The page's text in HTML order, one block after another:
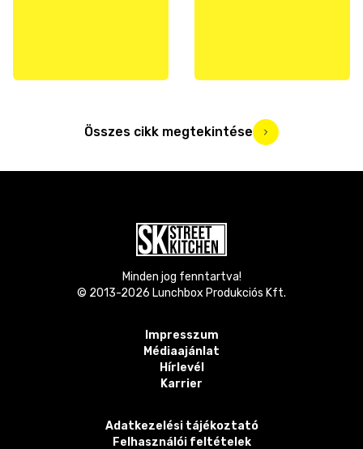
Összes cikk megtekintése
Minden jog fenntartva!
© 2013-2026 Lunchbox Produkciós Kft.
Impresszum
Médiaajánlat
Hírlevél
Karrier
Adatkezelési tájékoztató
Felhasználói feltételek